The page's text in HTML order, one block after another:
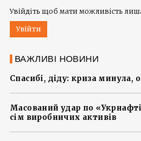
Увійдіть щоб мати можливість
Увійти
ВАЖЛИВІ НОВИНИ
Спасибі, діду: криза минула,
Масований удар по
сім виробничих активів